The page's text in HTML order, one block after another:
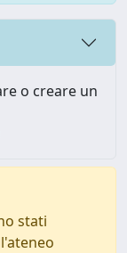
o creare un
stati